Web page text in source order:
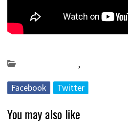
,
Facebook Twitter
You may also like